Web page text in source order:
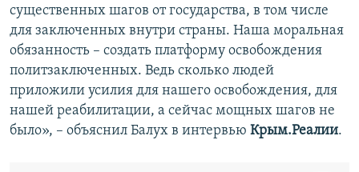
существенных шагов от государства, в том числе
для заключенных внутри страны. Наша моральная
обязанность – создать платформу освобождения
политзаключенных. Ведь сколько людей
приложили усилия для нашего освобождения, для
нашей реабилитации, а сейчас мощных шагов не
было», – объяснил Балух в интервью Крым.Реалии.